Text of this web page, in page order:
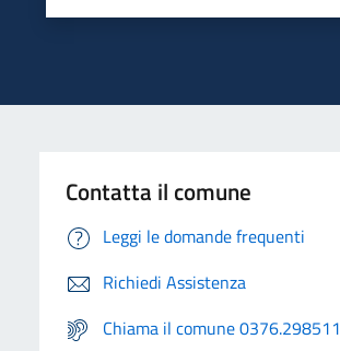
Contatta il comune
Leggi le domande frequenti
Richiedi Assistenza
Chiama il comune 0376.298511